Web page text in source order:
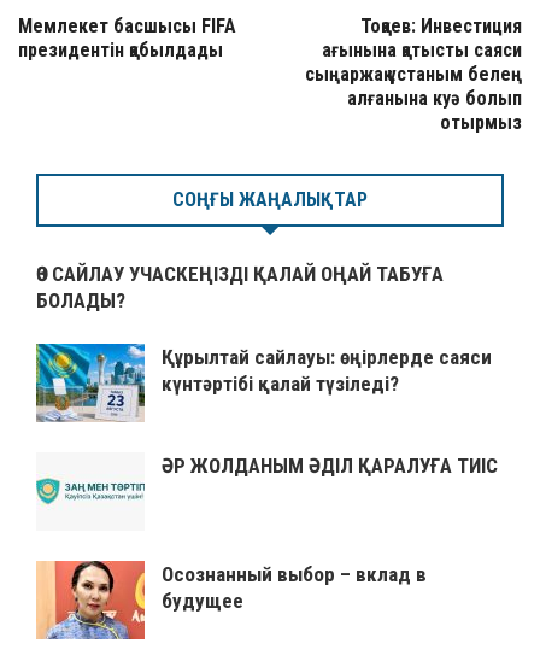
Мемлекет басшысы FIFA
президентін қабылдады
Тоқаев: Инвестиция
ағынына қатысты саяси
сыңаржақ ұстаным белең
алғанына куә болып
отырмыз
СОҢҒЫ ЖАҢАЛЫҚТАР
ӨЗ САЙЛАУ УЧАСКЕҢІЗДІ ҚАЛАЙ ОҢАЙ ТАБУҒА
БОЛАДЫ?
Құрылтай сайлауы: өңірлерде саяси
күнтәртібі қалай түзіледі?
ӘР ЖОЛДАНЫМ ӘДІЛ ҚАРАЛУҒА ТИІС
Осознанный выбор – вклад в
будущее